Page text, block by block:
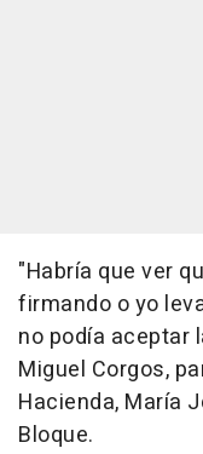
"Habría que ver
firmando o yo
no podía aceptar
Miguel Corgos,
Hacienda, María
Bloque.